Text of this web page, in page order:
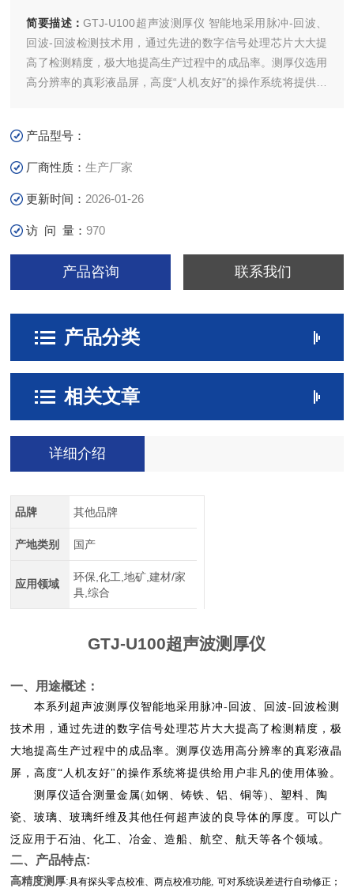
简要描述：GTJ-U100超声波测厚仪 智能地采用脉冲-回波、
回波-回波检测技术用，通过先进的数字信号处理芯片大大提
高了检测精度，极大地提高生产过程中的成品率。测厚仪选用
高分辨率的真彩液晶屏，高度“人机友好"的操作系统将提供给
测厚仪适合测量金属(如钢、铸铁、铝、铜等)、塑料、陶瓷、
玻璃、玻璃纤维及其他任何超声波的良导体的厚度。可以广泛
产品型号：
厂商性质：生产厂家
更新时间： 2026-01-26
访 问 量：970
产品咨询 联系我们
产品分类
相关文章
详细介绍
品牌 其他品牌
产地类别 国产
应用领域
环保,化工,地矿,建材/家
具,综合
GTJ-U100超声波测厚仪
一、用途概述：
本系列超声波测厚仪智能地采用脉冲- 回波、回波- 回波检测
技术用，通过先进的数字信号处理芯片大大提高了检测精度，极
大地提高生产过程中的成品率。测厚仪选用高分辨率的真彩液晶
屏，高度“人机友好"的操作系统将提供给用户非凡的使用体验。
测厚仪适合测量金属(如钢、铸铁、铝、铜等) 、塑料、陶
瓷、玻璃、玻璃纤维及其他任何超声波的良导体的厚度。可以广
泛应用于石油、化工、冶金、造船、航空、航天等各个领域。
二、产品特点:
高精度测厚:具有探头零点校准、两点校准功能,可对系统误差进行自动修正；